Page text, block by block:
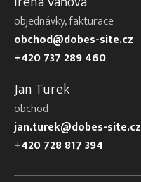
objednávky, fakturace
obchod@dobes-site.cz
+420 737 289 460
Jan Turek
obchod
jan.turek@dobes-site.cz
+420 728 817 394